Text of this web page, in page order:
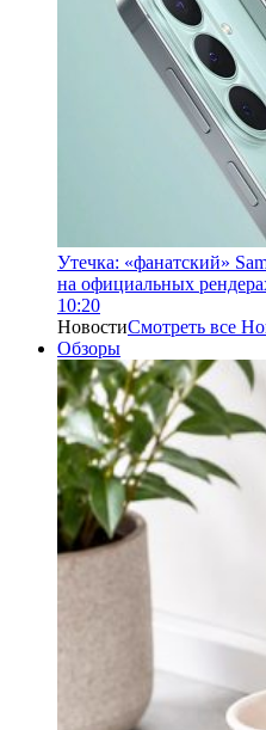
Утечка: «фанатский»
на официальных
10:20
НовостиСмотреть все
Обзоры